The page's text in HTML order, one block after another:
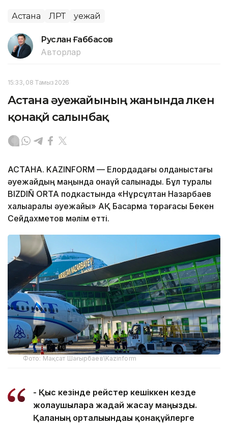
Астана ЛРТ Әуежай
Руслан Ғаббасов
Авторлар
15:33, 08 Тамыз 2026
Астана әуежайының жанында үлкен
қонақүй салынбақ
АСТАНА. KAZINFORM — Елордадағы қолданыстағы
әуежайдың маңында қонақүй салынады. Бұл туралы
BIZDIÑ ORTA подкастында «Нұрсұлтан Назарбаев
халықаралық әуежайы» АҚ Басқарма төрағасы Бекен
Сейдахметов мәлім етті.
Фото: Мақсат Шағырбаев\Kazinform
- Қыс кезінде рейстер кешіккен кезде
жолаушыларға жағдай жасау маңызды.
Қаланың орталығындағы қонақүйлерге